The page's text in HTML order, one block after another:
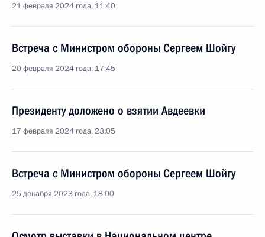
21 февраля 2024 года, 11:40
Встреча с Министром обороны Сергеем Шойгу
20 февраля 2024 года, 17:45
Президенту доложено о взятии Авдеевки
17 февраля 2024 года, 23:05
Встреча с Министром обороны Сергеем Шойгу
25 декабря 2023 года, 18:00